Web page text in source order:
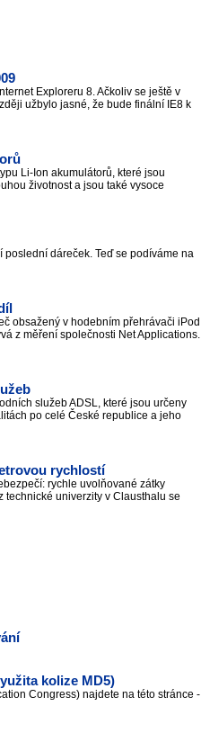
Exploreru 8. Ačkoliv se ještě v
užbylo jasné, že bude finální IE8 k
Li-Ion akumulátorů, které jsou
životnost a jsou také vysoce
dáreček. Teď se podíváme na
obsažený v hodebním přehrávači iPod
z měření společnosti Net Applications.
služeb ADSL, které jsou určeny
po celé České republice a jeho
rychlostí
rychle uvolňované zátky
technické univerzity v Clausthalu se
kolize MD5)
Congress) najdete na této stránce -